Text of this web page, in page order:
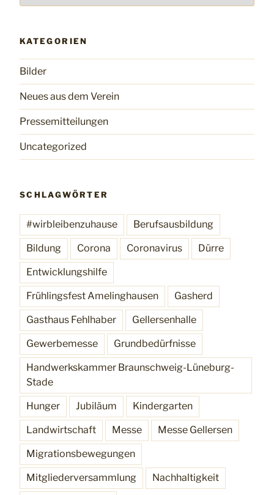
KATEGORIEN
Bilder
Neues aus dem Verein
Pressemitteilungen
Uncategorized
SCHLAGWÖRTER
#wirbleibenzuhause Berufsausbildung
Bildung Corona Coronavirus Dürre
Entwicklungshilfe
Frühlingsfest Amelinghausen Gasherd
Gasthaus Fehlhaber Gellersenhalle
Gewerbemesse Grundbedürfnisse
Handwerkskammer Braunschweig-Lüneburg-
Stade
Hunger Jubiläum Kindergarten
Landwirtschaft Messe Messe Gellersen
Migrationsbewegungen
Mitgliederversammlung Nachhaltigkeit